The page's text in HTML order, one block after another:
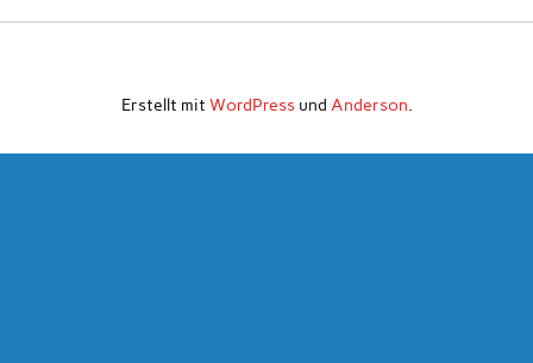
Erstellt mit WordPressund Anderson